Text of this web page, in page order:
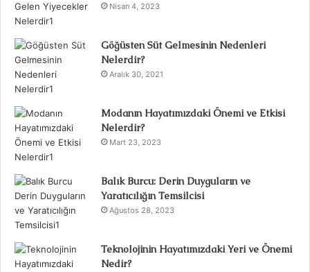
Nisan 4, 2023
Göğüsten Süt Gelmesinin Nedenleri
Nelerdir?
Aralık 30, 2021
Modanın Hayatımızdaki Önemi ve Etkisi
Nelerdir?
Mart 23, 2023
Balık Burcu: Derin Duyguların ve
Yaratıcılığın Temsilcisi
Ağustos 28, 2023
Teknolojinin Hayatımızdaki Yeri ve Önemi
Nedir?